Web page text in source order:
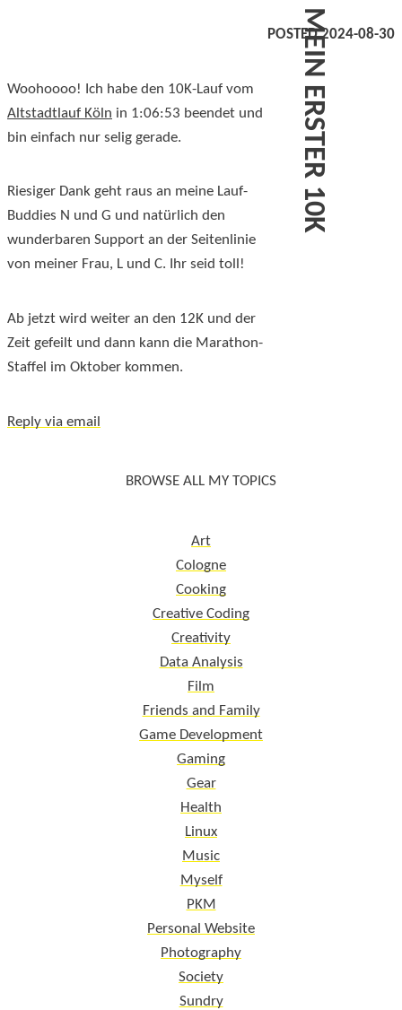
MEIN ERSTER 10K
POSTED 2024-08-30
Woohoooo! Ich habe den 10K-Lauf vom
Altstadtlauf Köln in 1:06:53 beendet und
bin einfach nur selig gerade.
Riesiger Dank geht raus an meine Lauf-
Buddies N und G und natürlich den
wunderbaren Support an der Seitenlinie
von meiner Frau, L und C. Ihr seid toll!
Ab jetzt wird weiter an den 12K und der
Zeit gefeilt und dann kann die Marathon-
Staffel im Oktober kommen.
Reply via email
BROWSE ALL MY TOPICS
Art
Cologne
Cooking
Creative Coding
Creativity
Data Analysis
Film
Friends and Family
Game Development
Gaming
Gear
Health
Linux
Music
Myself
PKM
Personal Website
Photography
Society
Sundry